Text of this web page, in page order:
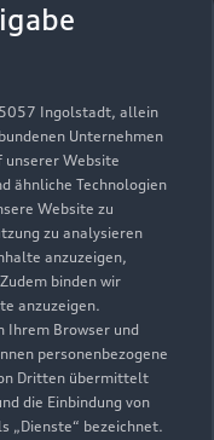
Ingolstadt, allein
Unternehmen
unserer Website
ähnliche Technologien
Website zu
zu analysieren
anzuzeigen,
binden wir
anzuzeigen.
Ihrem Browser und
personenbezogene
Dritten übermittelt
die Einbindung von
„Dienste“ bezeichnet.